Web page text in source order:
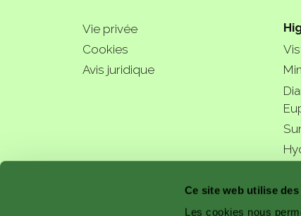
Ce site web utilise
Les cookies nous
Vie privée
Cookies
Avis juridique